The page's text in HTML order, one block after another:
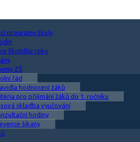
programy školy
školního roku
ZŠ
řád
hodnocení žáků
pro přijímání žáků do 1. ročníku
skladba vyučování
hodiny
šikany